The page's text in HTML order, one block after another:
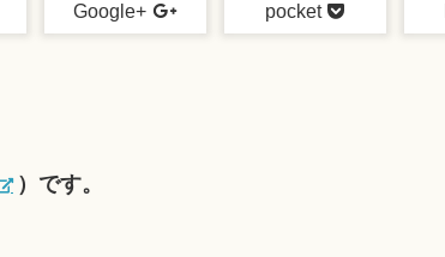
Google+ pocket
）です。